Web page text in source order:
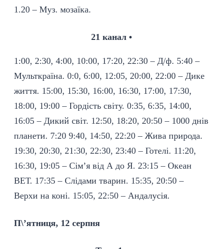
1.20 – Муз. мозаїка.
21 канал •
1:00, 2:30, 4:00, 10:00, 17:20, 22:30 – Д/ф. 5:40 –
Мульткраїна. 0:0, 6:00, 12:05, 20:00, 22:00 – Дике
життя. 15:00, 15:30, 16:00, 16:30, 17:00, 17:30,
18:00, 19:00 – Гордість світу. 0:35, 6:35, 14:00,
16:05 – Дикий світ. 12:50, 18:20, 20:50 – 1000 днів
планети. 7:20 9:40, 14:50, 22:20 – Жива природа.
19:30, 20:30, 21:30, 22:30, 23:40 – Готелі. 11:20,
16:30, 19:05 – Сім’я від А до Я. 23:15 – Океан
ВЕТ. 17:35 – Слідами тварин. 15:35, 20:50 –
Верхи на коні. 15:05, 22:50 – Андалусія.
П\’ятниця, 12 серпня